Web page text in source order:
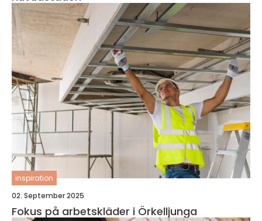
inspiration
02. September 2025
Fokus på arbetskläder i Örkelljunga